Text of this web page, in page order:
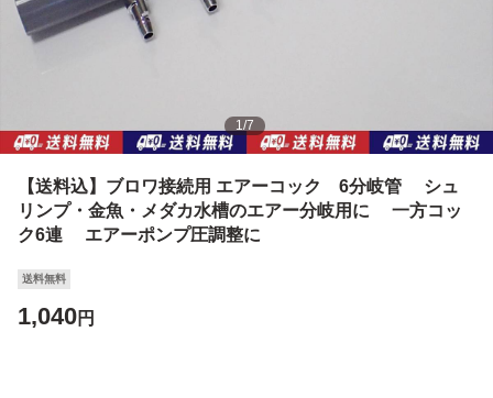
1/7
【送料込】ブロワ接続用 エアーコック 6分岐管 シュ
リンプ・金魚・メダカ水槽のエアー分岐用に 一方コッ
ク6連 エアーポンプ圧調整に
送料無料
1,040円